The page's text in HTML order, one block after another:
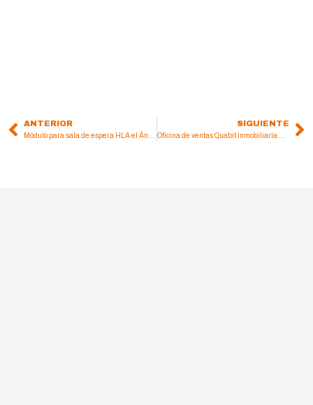
Prev
ANTERIOR SIGUIENTE